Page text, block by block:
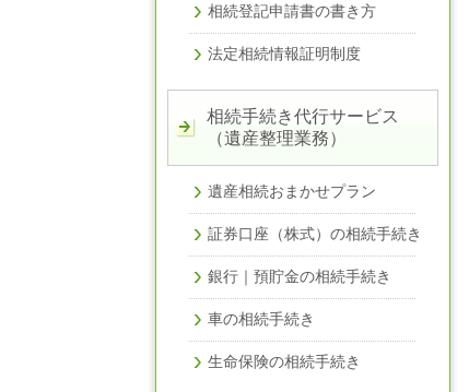
相続登記申請書の書き方
法定相続情報証明制度
相続手続き代行サービス
（遺産整理業務）
遺産相続おまかせプラン
証券口座（株式）の相続手続き
銀行｜預貯金の相続手続き
車の相続手続き
生命保険の相続手続き